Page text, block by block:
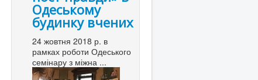
Одеському
будинку вчених
24 жовтня 2018 р. в
рамках роботи Одеського
семінару з міжна ...